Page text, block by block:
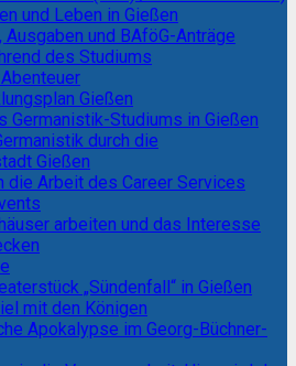
und Leben in Gießen
Ausgaben und BAföG-Anträge
des Studiums
Gießen
Germanistik-Studiums in Gießen
durch die
Gießen
die Arbeit des Career Services
arbeiten und das Interesse
„Sündenfall“ in Gießen
mit den Königen
Apokalypse im Georg-Büchner-